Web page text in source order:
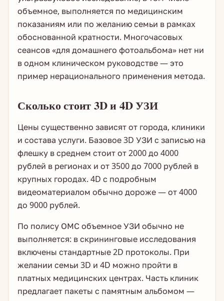
объемное, выполняется по медицинским
показаниям или по желанию семьи в рамках
обоснованной кратности. Многочасовых
сеансов «для домашнего фотоальбома» нет ни
в одном клиническом руководстве — это
пример нерационального применения метода.
Сколько стоит 3D и 4D УЗИ
Цены существенно зависят от города, клиники
и состава услуги. Базовое 3D УЗИ с записью на
флешку в среднем стоит от 2000 до 4000
рублей в регионах и от 3500 до 7000 рублей в
крупных городах. 4D с подробным
видеоматериалом обычно дороже — от 4000
до 9000 рублей.
По полису ОМС объемное УЗИ обычно не
выполняется: в скрининговые исследования
включены стандартные 2D протоколы. При
желании семьи 3D и 4D можно пройти в
платных медицинских центрах. Часть клиник
предлагает пакеты с памятным альбомом —